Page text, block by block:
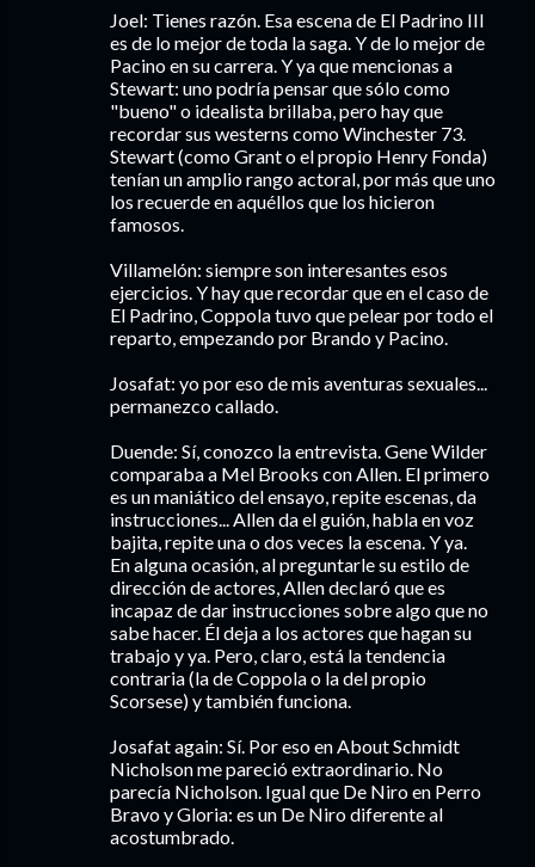
Joel: Tienes razón. Esa escena de El Padrino III
es de lo mejor de toda la saga. Y de lo mejor de
Pacino en su carrera. Y ya que mencionas a
Stewart: uno podría pensar que sólo como
"bueno" o idealista brillaba, pero hay que
recordar sus westerns como Winchester 73.
Stewart (como Grant o el propio Henry Fonda)
tenían un amplio rango actoral, por más que uno
los recuerde en aquéllos que los hicieron
famosos.
Villamelón: siempre son interesantes esos
ejercicios. Y hay que recordar que en el caso de
El Padrino, Coppola tuvo que pelear por todo el
reparto, empezando por Brando y Pacino.
Josafat: yo por eso de mis aventuras sexuales...
permanezco callado.
Duende: Sí, conozco la entrevista. Gene Wilder
comparaba a Mel Brooks con Allen. El primero
es un maniático del ensayo, repite escenas, da
instrucciones... Allen da el guión, habla en voz
bajita, repite una o dos veces la escena. Y ya.
En alguna ocasión, al preguntarle su estilo de
dirección de actores, Allen declaró que es
incapaz de dar instrucciones sobre algo que no
sabe hacer. Él deja a los actores que hagan su
trabajo y ya. Pero, claro, está la tendencia
contraria (la de Coppola o la del propio
Scorsese) y también funciona.
Josafat again: Sí. Por eso en About Schmidt
Nicholson me pareció extraordinario. No
parecía Nicholson. Igual que De Niro en Perro
Bravo y Gloria: es un De Niro diferente al
acostumbrado.